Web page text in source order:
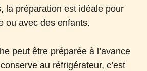
la préparation est idéale pour
ou avec des enfants.
peut être préparée à l’avance
au réfrigérateur, c’est